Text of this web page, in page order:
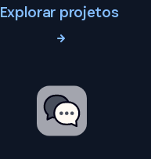
Explorar projetos